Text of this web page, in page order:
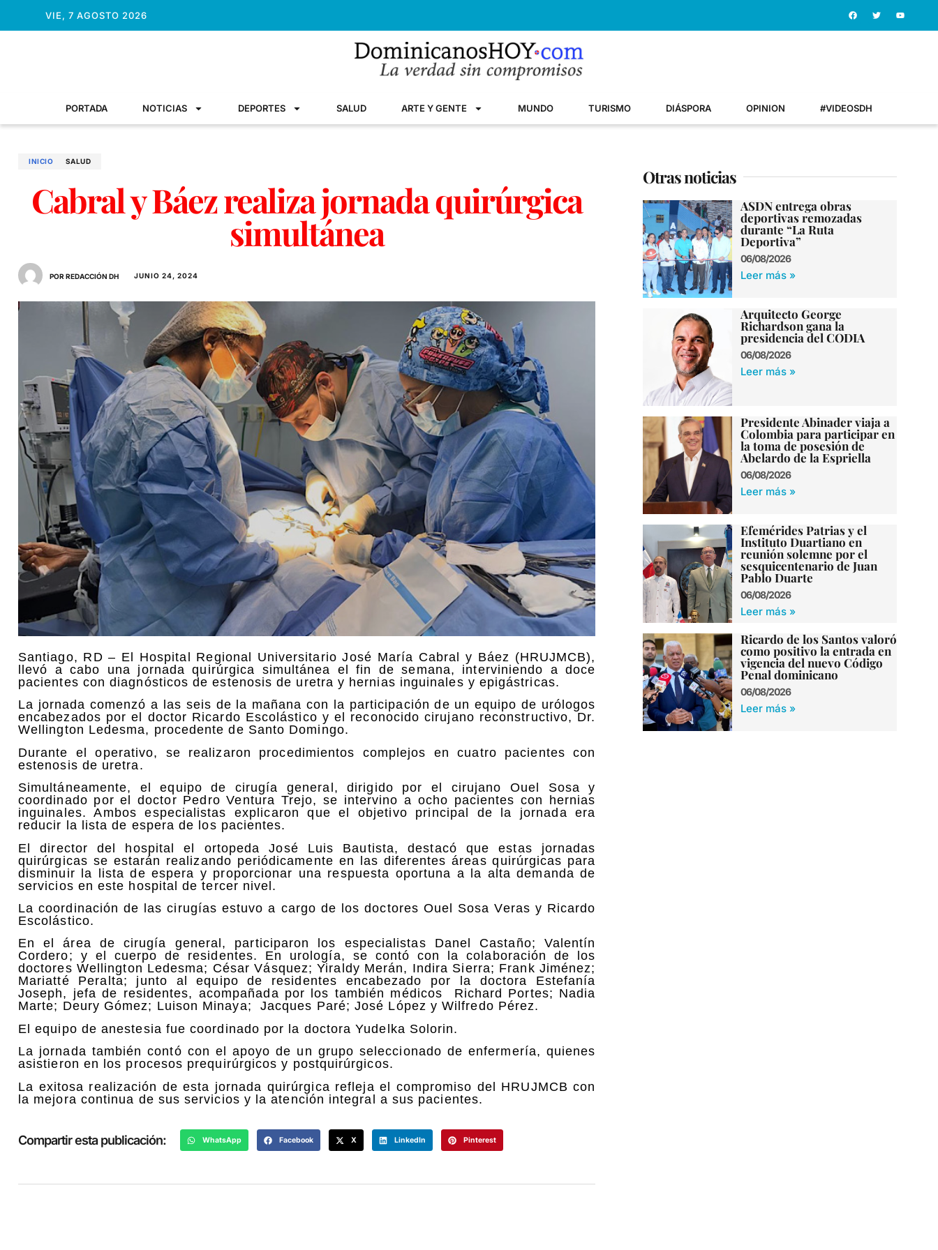
VIE, 7 AGOSTO 2026
PORTADA NOTICIAS DEPORTES SALUD ARTE Y GENTE MUNDO TURISMO DIÁSPORA OPINION #VIDEOSDH
INICIO SALUD
Cabral y Báez realiza jornada quirúrgica
simultánea
POR REDACCIÓN DH JUNIO 24, 2024
Santiago, RD – El Hospital Regional Universitario José María Cabral y Báez (HRUJMCB),
llevó a cabo una jornada quirúrgica simultánea el fin de semana, interviniendo a doce
pacientes con diagnósticos de estenosis de uretra y hernias inguinales y epigástricas.
La jornada comenzó a las seis de la mañana con la participación de un equipo de urólogos
encabezados por el doctor Ricardo Escolástico y el reconocido cirujano reconstructivo, Dr.
Wellington Ledesma, procedente de Santo Domingo.
Durante el operativo, se realizaron procedimientos complejos en cuatro pacientes con
estenosis de uretra.
Simultáneamente, el equipo de cirugía general, dirigido por el cirujano Ouel Sosa y
coordinado por el doctor Pedro Ventura Trejo, se intervino a ocho pacientes con hernias
inguinales. Ambos especialistas explicaron que el objetivo principal de la jornada era
reducir la lista de espera de los pacientes.
El director del hospital el ortopeda José Luis Bautista, destacó que estas jornadas
quirúrgicas se estarán realizando periódicamente en las diferentes áreas quirúrgicas para
disminuir la lista de espera y proporcionar una respuesta oportuna a la alta demanda de
servicios en este hospital de tercer nivel.
La coordinación de las cirugías estuvo a cargo de los doctores Ouel Sosa Veras y Ricardo
Escolástico.
En el área de cirugía general, participaron los especialistas Danel Castaño; Valentín
Cordero; y el cuerpo de residentes. En urología, se contó con la colaboración de los
doctores Wellington Ledesma; César Vásquez; Yiraldy Merán, Indira Sierra; Frank Jiménez;
Mariatté Peralta; junto al equipo de residentes encabezado por la doctora Estefanía
Joseph, jefa de residentes, acompañada por los también médicos
Richard Portes; Nadia
Marte; Deury Gómez; Luison Minaya;
Jacques Paré; José López y Wilfredo Pérez.
El equipo de anestesia fue coordinado por la doctora Yudelka Solorin.
La jornada también contó con el apoyo de un grupo seleccionado de enfermería, quienes
asistieron en los procesos prequirúrgicos y postquirúrgicos.
La exitosa realización de esta jornada quirúrgica refleja el compromiso del HRUJMCB con
la mejora continua de sus servicios y la atención integral a sus pacientes.
Compartir esta publicación: WhatsApp Facebook X LinkedIn Pinterest
Otras noticias
ASDN entrega obras
deportivas remozadas
durante “La Ruta
Deportiva”
06/08/2026
Leer más »
Arquitecto George
Richardson gana la
presidencia del CODIA
06/08/2026
Leer más »
Presidente Abinader viaja a
Colombia para participar en
la toma de posesión de
Abelardo de la Espriella
06/08/2026
Leer más »
Efemérides Patrias y el
Instituto Duartiano en
reunión solemne por el
sesquicentenario de Juan
Pablo Duarte
06/08/2026
Leer más »
Ricardo de los Santos valoró
como positivo la entrada en
vigencia del nuevo Código
Penal dominicano
06/08/2026
Leer más »